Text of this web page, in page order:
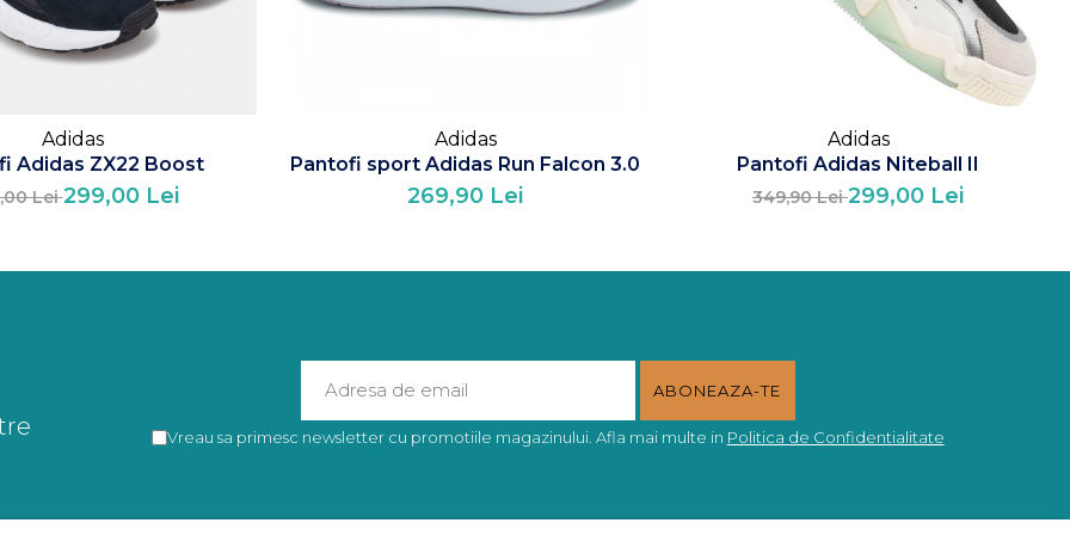
Adidas
Adidas ZX22 Boost
Lei299,00 Lei
Adidas
Pantofi sport Adidas Run Falcon 3.0
269,90 Lei
Adidas
Pantofi Adidas Niteball II
349,90 Lei299,00 Lei
Vreau sa primesc newsletter cu promotiile magazinului. Afla mai multe in Politica de Confidentialitate